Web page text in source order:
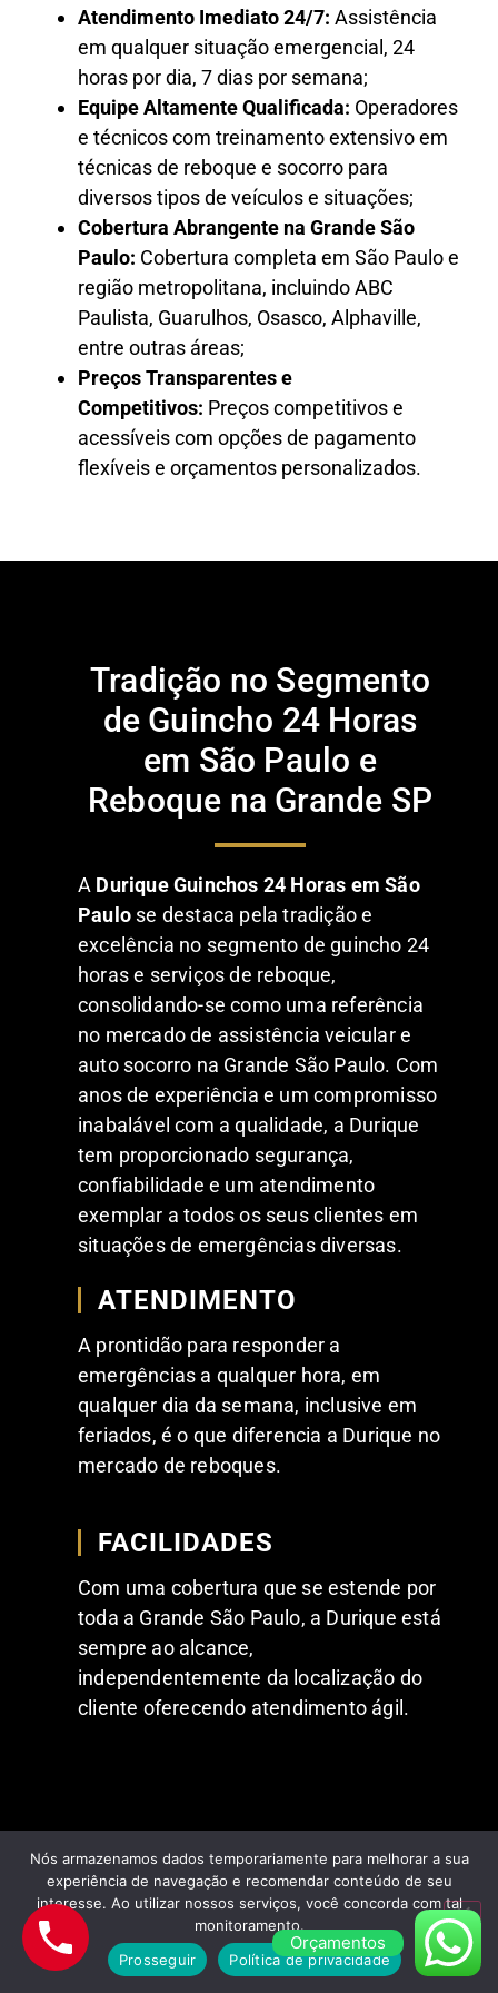
Atendimento Imediato 24/7: Assistência
em qualquer situação emergencial, 24
horas por dia, 7 dias por semana;
Equipe Altamente Qualificada: Operadores
e técnicos com treinamento extensivo em
técnicas de reboque e socorro para
diversos tipos de veículos e situações;
Cobertura Abrangente na Grande São
Paulo: Cobertura completa em São Paulo e
região metropolitana, incluindo ABC
Paulista, Guarulhos, Osasco, Alphaville,
entre outras áreas;
Preços Transparentes e
Competitivos: Preços competitivos e
acessíveis com opções de pagamento
flexíveis e orçamentos personalizados.
Tradição no Segmento
de Guincho 24 Horas
em São Paulo e
Reboque na Grande SP
A Durique Guinchos 24 Horas em São
Paulo se destaca pela tradição e
excelência no segmento de guincho 24
horas e serviços de reboque,
consolidando-se como uma referência
no mercado de assistência veicular e
auto socorro na Grande São Paulo. Com
anos de experiência e um compromisso
inabalável com a qualidade, a Durique
tem proporcionado segurança,
confiabilidade e um atendimento
exemplar a todos os seus clientes em
situações de emergências diversas.
ATENDIMENTO
A prontidão para responder a
emergências a qualquer hora, em
qualquer dia da semana, inclusive em
feriados, é o que diferencia a Durique no
mercado de reboques.
FACILIDADES
Com uma cobertura que se estende por
toda a Grande São Paulo, a Durique está
sempre ao alcance,
independentemente da localização do
cliente oferecendo atendimento ágil.
FEEDBACKS POSITIVOS DE NOSSOS
CLIENTESOrçamentos
Nós armazenamos dados temporariamente para melhorar a sua
experiência de navegação e recomendar conteúdo de seu
interesse. Ao utilizar nossos serviços, você concorda com tal
monitoramento.
Prosseguir
Política de privacidade